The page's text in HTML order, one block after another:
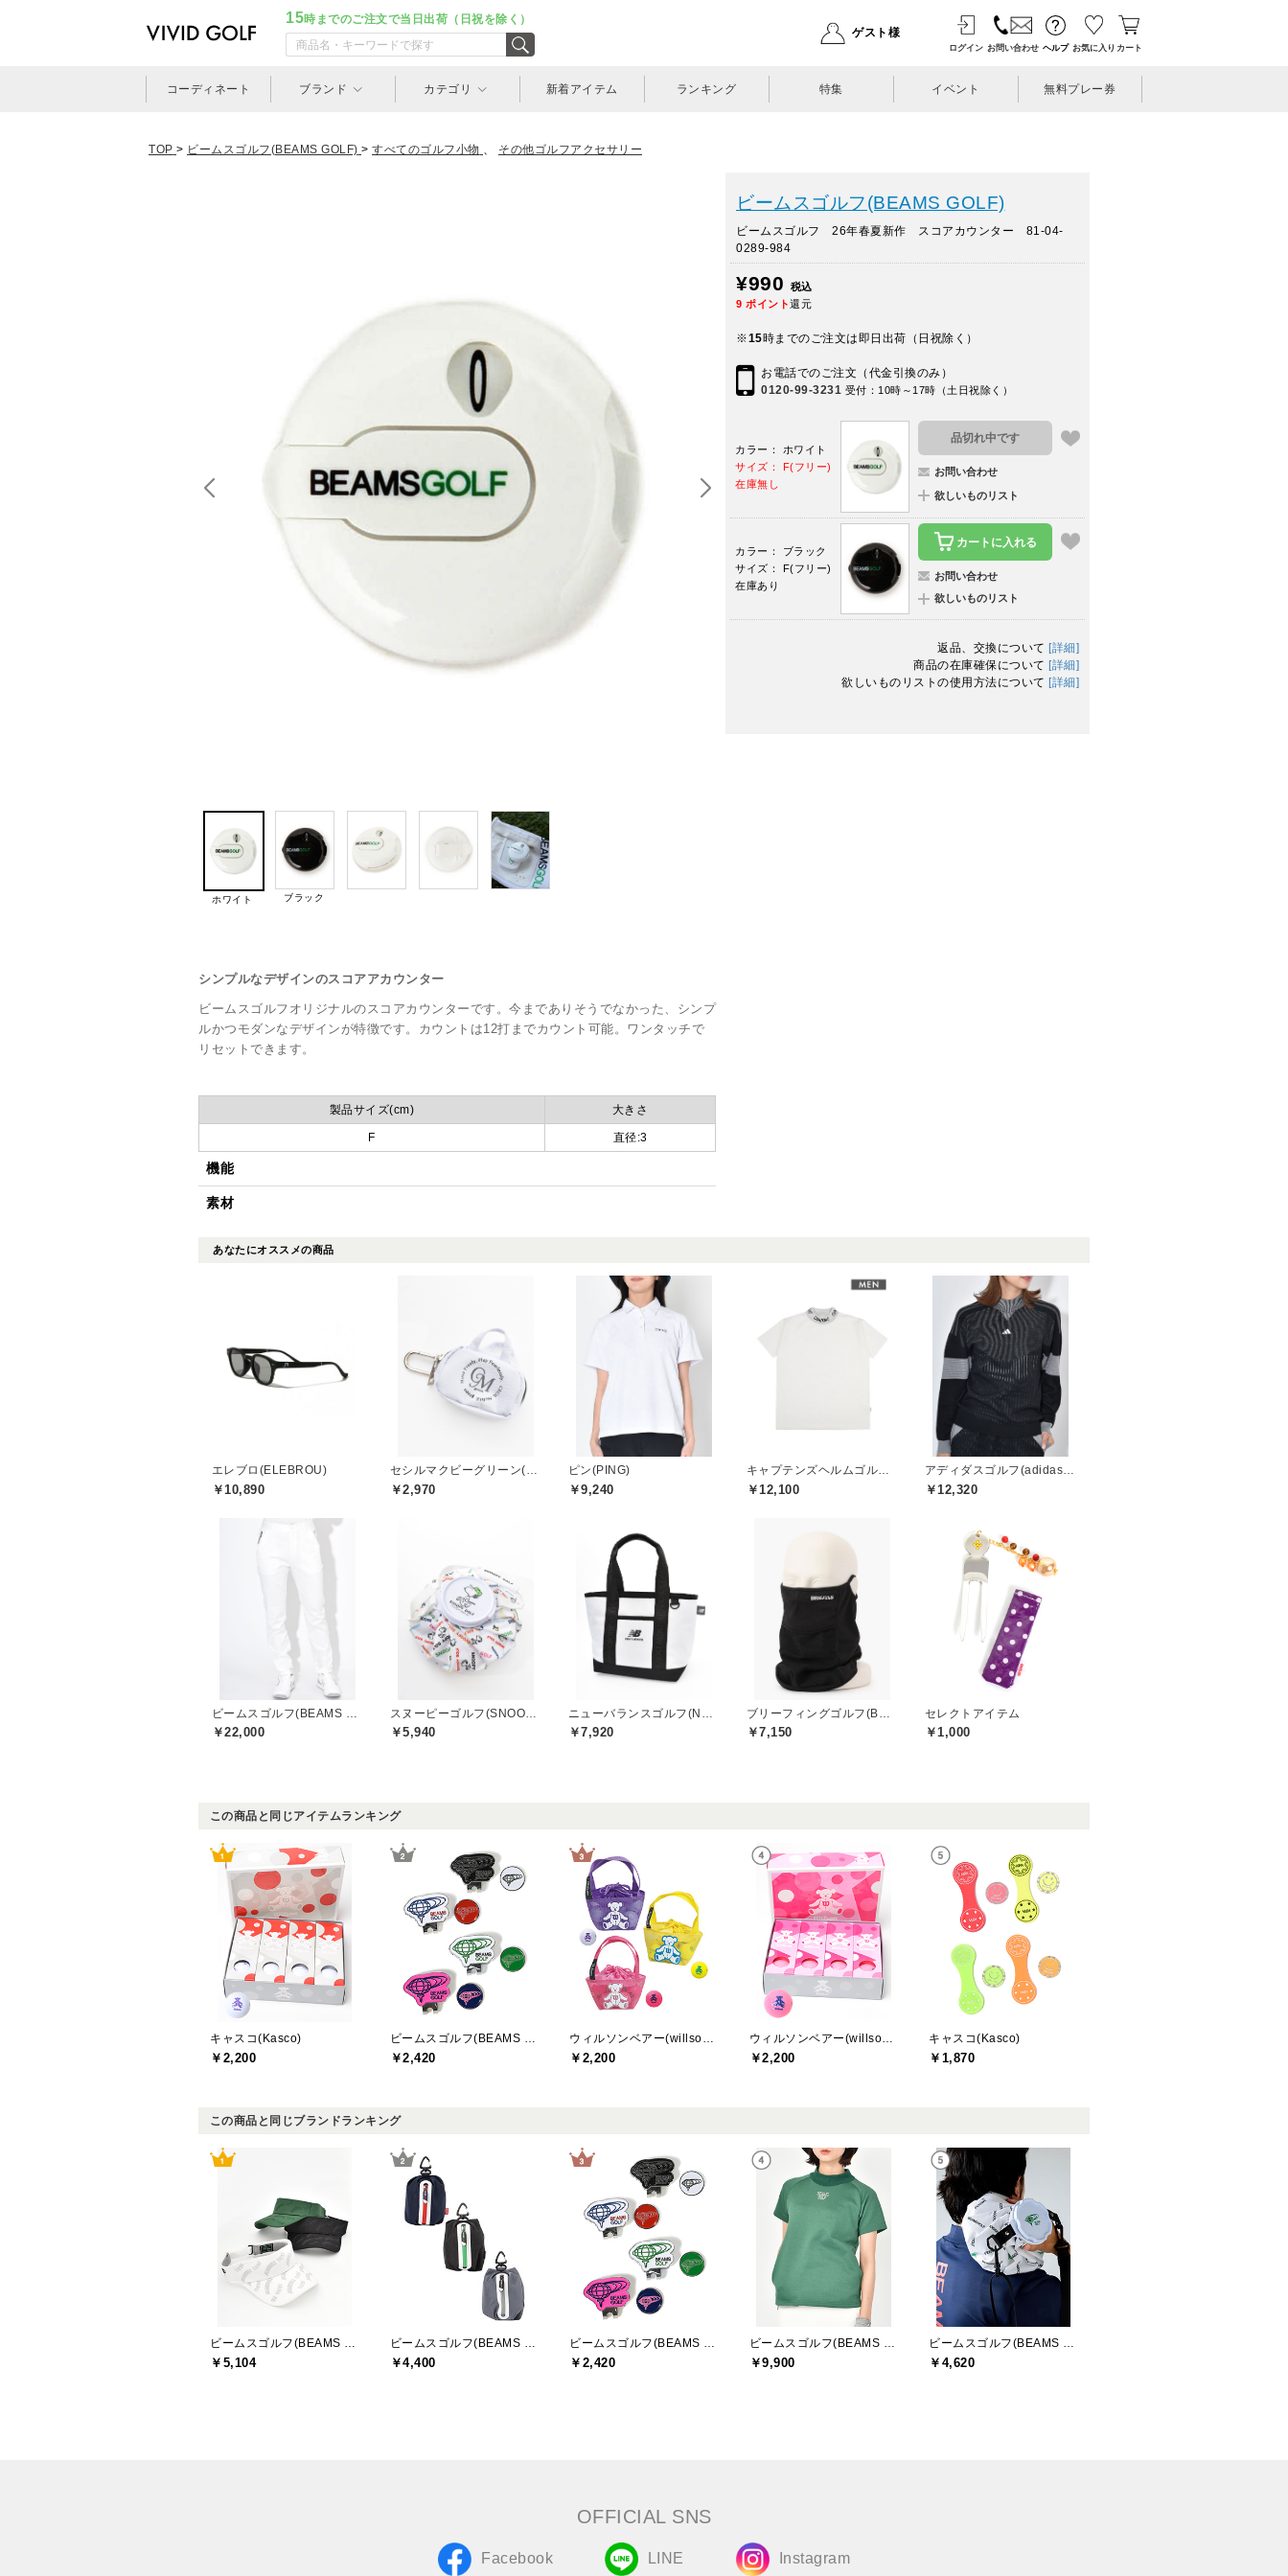
15時までのご注文で当日出荷（日祝を除く）
ゲスト様
ログイン お問い合わせ ヘルプ お気に入り カート
コーディネート ブランド カテゴリ 新着アイテム ランキング 特集 イベント 無料プレー券
TOP > ビームスゴルフ(BEAMS GOLF) > すべてのゴルフ小物 、 その他ゴルフアクセサリー
ホワイト ブラック
シンプルなデザインのスコアアカウンター
ビームスゴルフオリジナルのスコアカウンターです。今までありそうでなかった、シンプ
ルかつモダンなデザインが特徴です。カウントは12打までカウント可能。ワンタッチで
リセットできます。
製品サイズ(cm) 大きさ
F 直径:3
機能
素材
ビームスゴルフ(BEAMS GOLF)
ビームスゴルフ 26年春夏新作 スコアカウンター 81-04-
0289-984
¥990
税込
9 ポイント還元
※15時までのご注文は即日出荷（日祝除く）
お電話でのご注文（代金引換のみ）
0120-99-3231 受付：10時～17時（土日祝除く）
カラー： ホワイト
サイズ： F(フリー)
在庫無し
品切れ中です
お問い合わせ
欲しいものリスト
カラー： ブラック
サイズ： F(フリー)
在庫あり
カートに入れる
お問い合わせ
欲しいものリスト
返品、交換について [詳細]
商品の在庫確保について [詳細]
欲しいものリストの使用方法について [詳細]
あなたにオススメの商品
エレブロ(ELEBROU)
￥10,890 ￥2,970
ピン(PING)
￥9,240 ￥12,100 ￥12,320
￥22,000 ￥5,940 ￥7,920 ￥7,150
セレクトアイテム
￥1,000
この商品と同じアイテムランキング
キャスコ(Kasco)
￥2,200 ￥2,420 ￥2,200 ￥2,200
キャスコ(Kasco)
￥1,870
この商品と同じブランドランキング
￥5,104 ￥4,400 ￥2,420 ￥9,900 ￥4,620
OFFICIAL SNS
Facebook LINE Instagram